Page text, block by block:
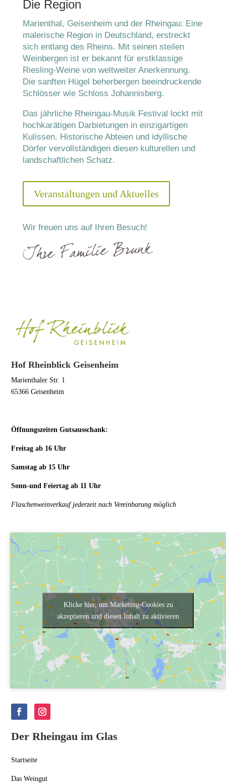
Die Region
Marienthal, Geisenheim und der Rheingau: Eine
malerische Region in Deutschland, erstreckt
sich entlang des Rheins. Mit seinen steilen
Weinbergen ist er bekannt für erstklassige
Riesling-Weine von weltweiter Anerkennung.
Die sanften Hügel beherbergen beeindruckende
Schlösser wie Schloss Johannisberg.
Das jährliche Rheingau-Musik Festival lockt mit
hochkarätigen Darbietungen in einzigartigen
Kulissen. Historische Abteien und idyllische
Dörfer vervollständigen diesen kulturellen und
landschaftlichen Schatz.
Veranstaltungen und Aktuelles
Wir freuen uns auf Ihren Besuch!
Hof Rheinblick Geisenheim
Marienthaler Str. 1
65366 Geisenheim
Öffnungszeiten Gutsausschank:
Freitag ab 16 Uhr
Samstag ab 15 Uhr
Sonn-und Feiertag ab 11 Uhr
Flaschenweinverkauf jederzeit nach Vereinbarung möglich
Klicke hier, um Marketing-Cookies zu
akzeptieren und diesen Inhalt zu aktivieren
Der Rheingau im Glas
Startseite
Das Weingut